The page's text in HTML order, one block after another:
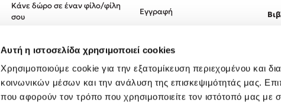
Αυτή η ιστοσελίδα χρησιμοποιεί cookies
Χρησιμοποιούμε cookie για την εξατομίκευση περιεχομένου και
κοινωνικών μέσων και την ανάλυση της επισκεψιμότητάς μας.
που αφορούν τον τρόπο που χρησιμοποιείτε τον ιστότοπό μας με
Κάνε δώρο σε έναν φίλο/φίλη
σου
Πολιτική Απορρήτου
Όροι χρήσης
Εγγραφή